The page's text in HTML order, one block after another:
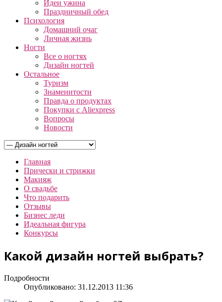
Идеи ужина
Праздничный обед
Психология
Домашний очаг
Личная жизнь
Ногти
Все о ногтях
Дизайн ногтей
Остальное
Туризм
Знаменитости
Правда о продуктах
Покупки с Aliexpress
Вопросы
Новости
Главная
Прически и стрижки
Макияж
О свадьбе
Что подарить
Отзывы
Бизнес леди
Идеальная фигура
Конкурсы
Какой дизайн ногтей выбрать?
Подробности
Опубликовано: 31.12.2013 11:36